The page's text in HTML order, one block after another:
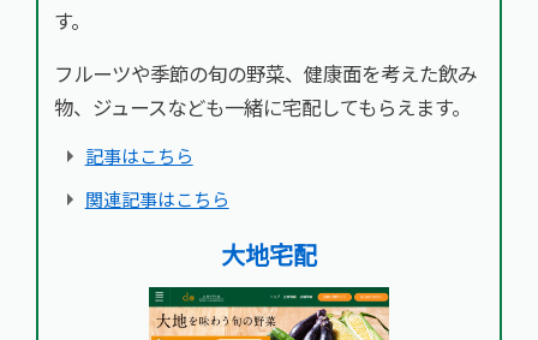
す。
フルーツや季節の旬の野菜、健康面を考えた飲み
物、ジュースなども一緒に宅配してもらえます。
記事はこちら
関連記事はこちら
大地宅配